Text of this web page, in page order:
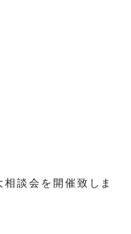
談会を開催致しま